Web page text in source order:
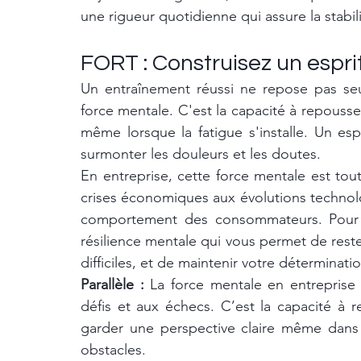
une rigueur quotidienne qui assure la
FORT : Construisez un
Un entraînement réussi ne repose pas
force mentale. C'est la capacité à
même lorsque la fatigue s'installe. Un
surmonter les douleurs et les doutes.
En entreprise, cette force mentale est
crises économiques aux évolutions
comportement des consommateurs.
résilience mentale qui vous permet de
difficiles, et de maintenir votre
Parallèle : La force mentale en
défis et aux échecs. C’est la capacité à
garder une perspective claire même
obstacles.